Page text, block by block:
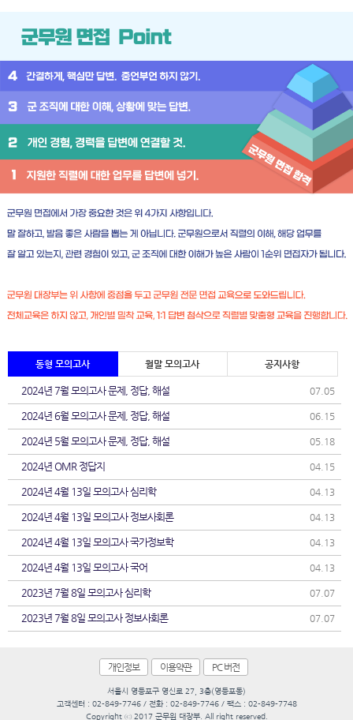
동형 모의고사 월말 모의고사 공지사항
2024년 7월 모의고사 문제, 정답, 해설 07.05
2024년 6월 모의고사 문제, 정답, 해설 06.15
2024년 5월 모의고사 문제, 정답, 해설 05.18
2024년 OMR 정답지 04.15
2024년 4월 13일 모의고사 심리학 04.13
2024년 4월 13일 모의고사 정보사회론 04.13
2024년 4월 13일 모의고사 국가정보학 04.13
2024년 4월 13일 모의고사 국어 04.13
2023년 7월 8일 모의고사 심리학 07.07
2023년 7월 8일 모의고사 정보사회론 07.07
개인정보 이용약관 PC 버전
서울시 영등포구 영신로 27, 3층(영등포동)
고객센터 : 02-849-7746 / 전화 : 02-849-7746 / 팩스 : 02-849-7748
Copyright ⓒ 2017 군무원 대장부. All right reserved.